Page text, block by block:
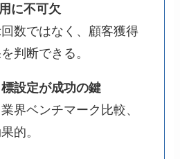
に不可欠
数ではなく、顧客獲得
判断できる。
設定が成功の鍵
界ベンチマーク比較、
的。